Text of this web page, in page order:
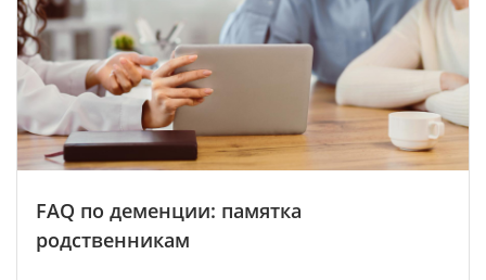
FAQ по деменции: памятка
родственникам